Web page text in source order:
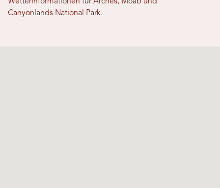
Canyonlands National Park.